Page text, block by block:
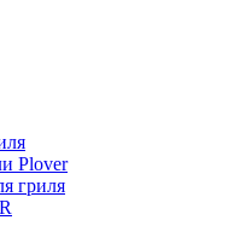
Plover
гриля